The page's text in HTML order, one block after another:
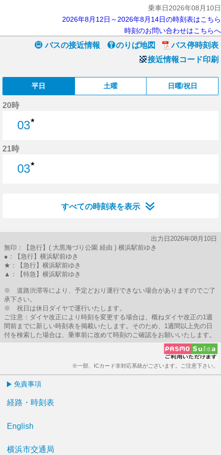
乗車日2026年08月10日
2026年8月12日～2026年8月14日の時刻表はこちら
時刻のお問い合わせはこちらへ
バスの接近情報 のりば地図
バス停時刻表
接近情報コード印刷
平日 土曜 日曜/祝日
20時
03★
21時
03★
すべての時刻表を表示
出力日2026年08月10日
無印：【急行】( 大黒海づり公園 経由 ) 横浜駅前ゆき
●：【急行】横浜駅前ゆき
★：【急行】横浜駅前ゆき
▲：【特急】横浜駅前ゆき
※ 道路渋滞等により、予定どおり運行できない場合がありますのでご了
承下さい。
※ 祝日は休日ダイヤで運行いたします。
ご注意：ダイヤ改正により時刻を変更する場合は、概ねダイヤ改正の1週
間前までに新しい時刻表を掲載いたします。そのため、1週間以上先の日
付を検索した場合は、乗車前に改めて時刻のご確認をお願いいたします。
※一部、ICカード非対応系統がございます。ご注意下さい。
免責事項
経路・時刻表
English
横浜市交通局